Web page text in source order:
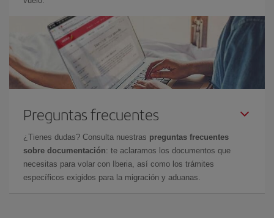
Preguntas frecuentes
¿Tienes dudas? Consulta nuestras preguntas frecuentes
sobre documentación: te aclaramos los documentos que
necesitas para volar con Iberia, así como los trámites
específicos exigidos para la migración y aduanas.